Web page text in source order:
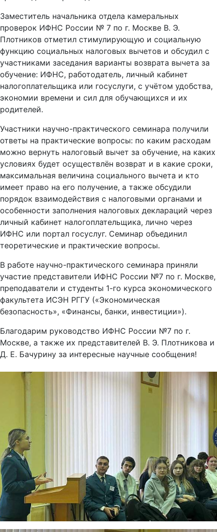
Заместитель начальника отдела камеральных
проверок ИФНС России № 7 по г. Москве В. Э.
Плотников отметил стимулирующую и социальную
функцию социальных налоговых вычетов и обсудил с
участниками заседания варианты возврата вычета за
обучение: ИФНС, работодатель, личный кабинет
налогоплательщика или госуслуги, с учётом удобства,
экономии времени и сил для обучающихся и их
родителей.
Участники научно-практического семинара получили
ответы на практические вопросы: по каким расходам
можно вернуть налоговый вычет за обучение, на каких
условиях будет осуществлён возврат и в какие сроки,
максимальная величина социального вычета и кто
имеет право на его получение, а также обсудили
порядок взаимодействия с налоговыми органами и
особенности заполнения налоговых деклараций через
личный кабинет налогоплательщика, лично через
ИФНС или портал госуслуг. Семинар объединил
теоретические и практические вопросы.
В работе научно-практического семинара приняли
участие представители ИФНС России №7 по г. Москве,
преподаватели и студенты 1-го курса экономического
факультета ИСЭН РГГУ («Экономическая
безопасность», «Финансы, банки, инвестиции»).
Благодарим руководство ИФНС России №7 по г.
Москве, а также их представителей В. Э. Плотникова и
Д. Е. Бачурину за интересные научные сообщения!